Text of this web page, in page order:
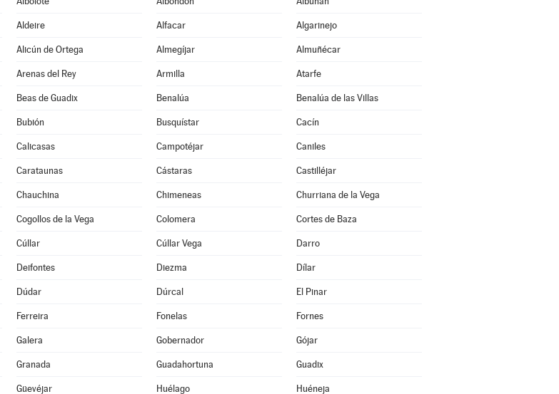
Aldeire Alfacar Algarinejo
Alicún de Ortega Almegíjar Almuñécar
Arenas del Rey Armilla Atarfe
Beas de Guadix Benalúa Benalúa de las Villas
Bubión Busquístar Cacín
Calicasas Campotéjar Caniles
Carataunas Cástaras Castilléjar
Chauchina Chimeneas Churriana de la Vega
Cogollos de la Vega Colomera Cortes de Baza
Cúllar Cúllar Vega Darro
Deifontes Diezma Dílar
Dúdar Dúrcal El Pinar
Ferreira Fonelas Fornes
Galera Gobernador Gójar
Granada Guadahortuna Guadix
Güevéjar Huélago Huéneja